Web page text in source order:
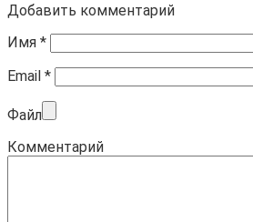
Добавить комментарий
Имя *
Email *
Файл
Комментарий